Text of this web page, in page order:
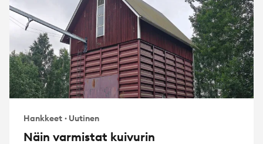
Hankkeet · Uutinen
Näin varmistat kuivurin